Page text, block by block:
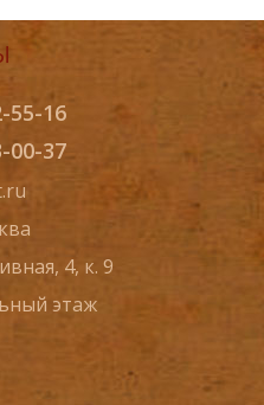
55-16
00-37
4, к. 9
этаж